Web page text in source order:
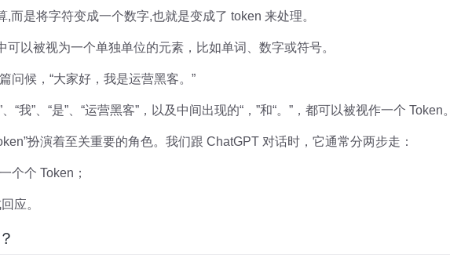
,而是将字符变成一个数字,也就是变成了 token 来处理。
可以被视为一个单独单位的元素，比如单词、数字或符号。
问候，“大家好，我是运营黑客。”
“我”、“是”、“运营黑客”，以及中间出现的“，”和“。”，都可以被视作一个 Token。
扮演着至关重要的角色。我们跟 ChatGPT 对话时，它通常分两步走：
个个 Token；
应。